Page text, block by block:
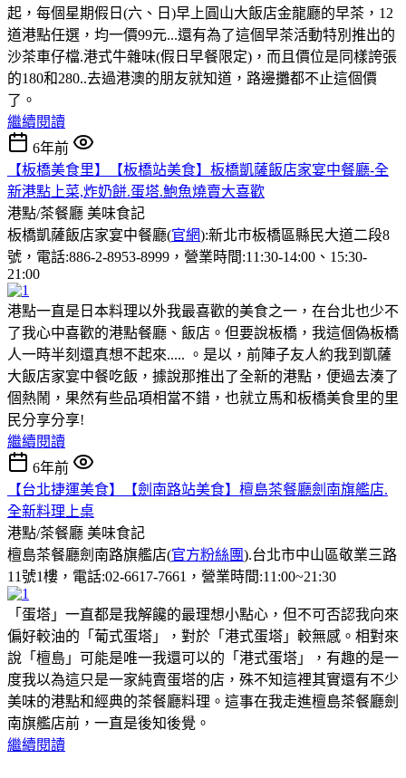
起，每個星期假日(六、日)早上圓山大飯店金龍廳的早茶，12
道港點任選，均一價99元...還有為了這個早茶活動特別推出的
沙茶車仔檔.港式牛雜味(假日早餐限定)，而且價位是同樣誇張
的180和280..去過港澳的朋友就知道，路邊攤都不止這個價
了。
繼續閱讀
6年前
【板橋美食里】【板橋站美食】板橋凱薩飯店家宴中餐廳-全
新港點上菜,炸奶餅.蛋塔.鮑魚燒賣大喜歡
港點/茶餐廳 美味食記
板橋凱薩飯店家宴中餐廳(官網):新北市板橋區縣民大道二段8
號，電話:886-2-8953-8999，營業時間:11:30-14:00、15:30-
21:00
港點一直是日本料理以外我最喜歡的美食之一，在台北也少不
了我心中喜歡的港點餐廳、飯店。但要說板橋，我這個偽板橋
人一時半刻還真想不起來..... 。是以，前陣子友人約我到凱薩
大飯店家宴中餐吃飯，據說那推出了全新的港點，便過去湊了
個熱鬧，果然有些品項相當不錯，也就立馬和板橋美食里的里
民分享分享!
繼續閱讀
6年前
【台北捷運美食】【劍南路站美食】檀島茶餐廳劍南旗艦店.
全新料理上桌
港點/茶餐廳 美味食記
檀島茶餐廳劍南路旗艦店(官方粉絲團).台北市中山區敬業三路
11號1樓，電話:02-6617-7661，營業時間:11:00~21:30
「蛋塔」一直都是我解饞的最理想小點心，但不可否認我向來
偏好較油的「葡式蛋塔」，對於「港式蛋塔」較無感。相對來
說「檀島」可能是唯一我還可以的「港式蛋塔」，有趣的是一
度我以為這只是一家純賣蛋塔的店，殊不知這裡其實還有不少
美味的港點和經典的茶餐廳料理。這事在我走進檀島茶餐廳劍
南旗艦店前，一直是後知後覺。
繼續閱讀